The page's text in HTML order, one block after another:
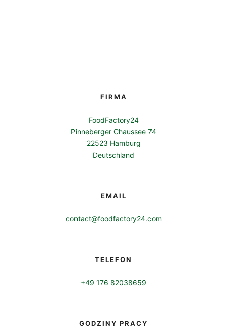
FIRMA
FoodFactory24
Pinneberger Chaussee 74
22523 Hamburg
Deutschland
EMAIL
contact@foodfactory24.com
TELEFON
+49 176 82038659
GODZINY PRACY